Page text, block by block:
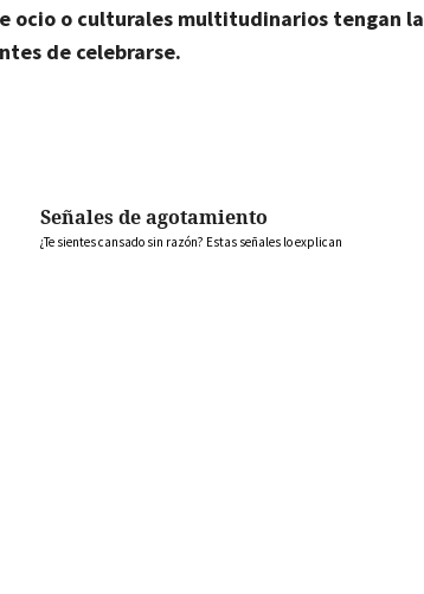
ocio o culturales multitudinarios tengan la
de celebrarse.
Señales de agotamiento
¿Te sientes cansado sin razón? Estas señales lo explican